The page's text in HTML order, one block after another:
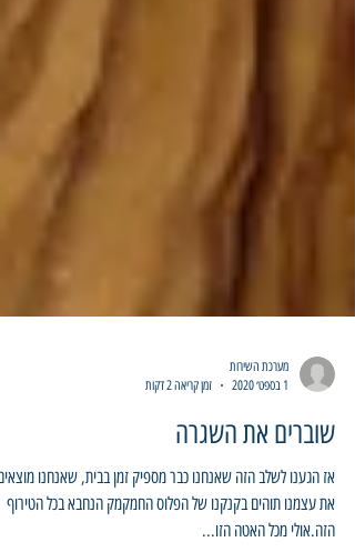
מערכת השירות
1 בספט׳ 2020
זמן קריאה 2 דקות
שוברים את השגרה